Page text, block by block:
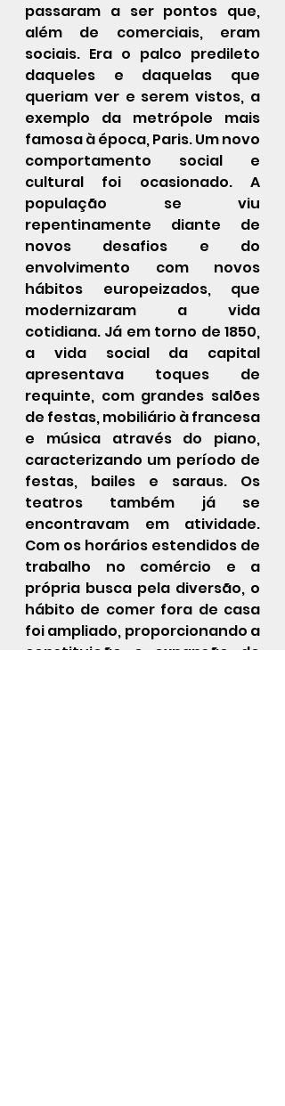
passaram a ser pontos que,
além de comerciais, eram
sociais. Era o palco predileto
daqueles e daquelas que
queriam ver e serem vistos, a
exemplo da metrópole mais
famosa à época, Paris. Um novo
comportamento social e
cultural foi ocasionado. A
população se viu
repentinamente diante de
novos desafios e do
envolvimento com novos
hábitos europeizados, que
modernizaram a vida
cotidiana. Já em torno de 1850,
a vida social da capital
apresentava toques de
requinte, com grandes salões
de festas, mobiliário à francesa
e música através do piano,
caracterizando um período de
festas, bailes e saraus. Os
teatros também já se
encontravam em atividade.
Com os horários estendidos de
trabalho no comércio e a
própria busca pela diversão, o
hábito de comer fora de casa
foi ampliado, proporcionando a
constituição e expansão de